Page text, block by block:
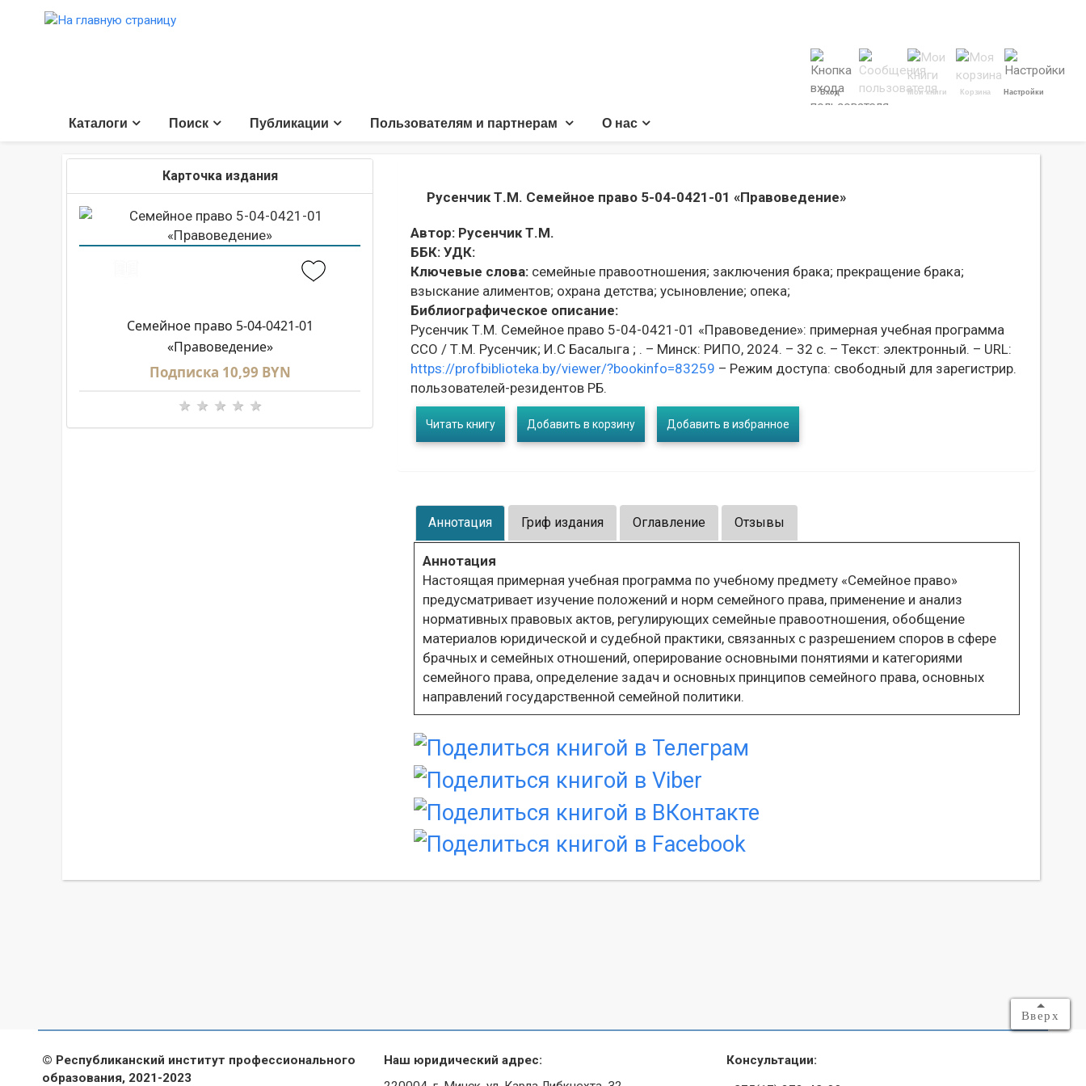
Вход Мои книги Корзина Настройки
Каталоги Поиск Публикации Пользователям и партнерам О нас
Карточка издания
Семейное право 5-04-0421-01
«Правоведение»
Подписка 10,99 BYN
Русенчик Т.М. Семейное право 5-04-0421-01 «Правоведение»
Автор: Русенчик Т.М.
ББК: УДК:
Ключевые слова: семейные правоотношения; заключения брака; прекращение брака;
взыскание алиментов; охрана детства; усыновление; опека;
Библиографическое описание:
Русенчик Т.М. Семейное право 5-04-0421-01 «Правоведение»: примерная учебная программа
ССО / Т.М. Русенчик; И.С Басалыга ; . – Минск: РИПО, 2024. – 32 с. – Текст: электронный. – URL:
https://profbiblioteka.by/viewer/?bookinfo=83259 – Режим доступа: свободный для зарегистрир.
пользователей-резидентов РБ.
Читать книгу Добавить в корзину Добавить в избранное
Аннотация Гриф издания Оглавление Отзывы
Аннотация
Настоящая примерная учебная программа по учебному предмету «Семейное право»
предусматривает изучение положений и норм семейного права, применение и анализ
нормативных правовых актов, регулирующих семейные правоотношения, обобщение
материалов юридической и судебной практики, связанных с разрешением споров в сфере
брачных и семейных отношений, оперирование основными понятиями и категориями
семейного права, определение задач и основных принципов семейного права, основных
направлений государственной семейной политики.
Вверх
© Республиканский институт профессионального
образования, 2021-2023
Наш юридический адрес:
Консультации: